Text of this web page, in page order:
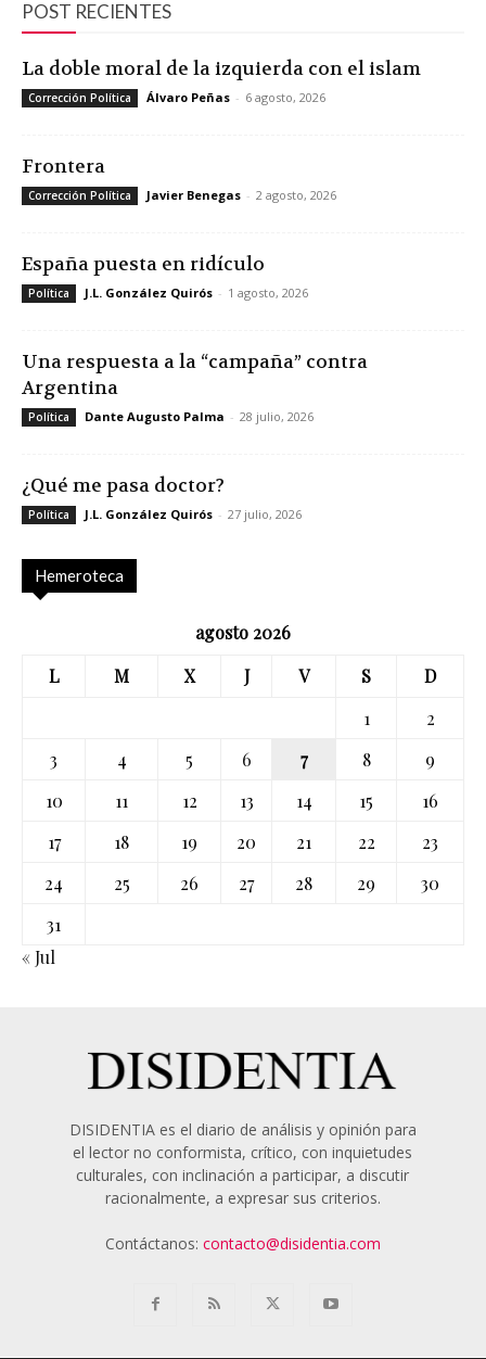
POST RECIENTES
La doble moral de la izquierda con el islam
Corrección Política Álvaro Peñas - 6 agosto, 2026
Frontera
Corrección Política Javier Benegas - 2 agosto, 2026
España puesta en ridículo
Política J.L. González Quirós - 1 agosto, 2026
Una respuesta a la “campaña” contra
Argentina
Política Dante Augusto Palma - 28 julio, 2026
¿Qué me pasa doctor?
Política J.L. González Quirós - 27 julio, 2026
Hemeroteca
agosto 2026
L
M X J V S
D
1
2
3
4 5 6 7 8
9
10
11 12 13 14 15
16
17
18 19 20 21 22
23
24
25 26 27 28 29
30
31
« Jul
DISIDENTIA es el diario de análisis y opinión para
el lector no conformista, crítico, con inquietudes
culturales, con inclinación a participar, a discutir
racionalmente, a expresar sus criterios.
Contáctanos: contacto@disidentia.com